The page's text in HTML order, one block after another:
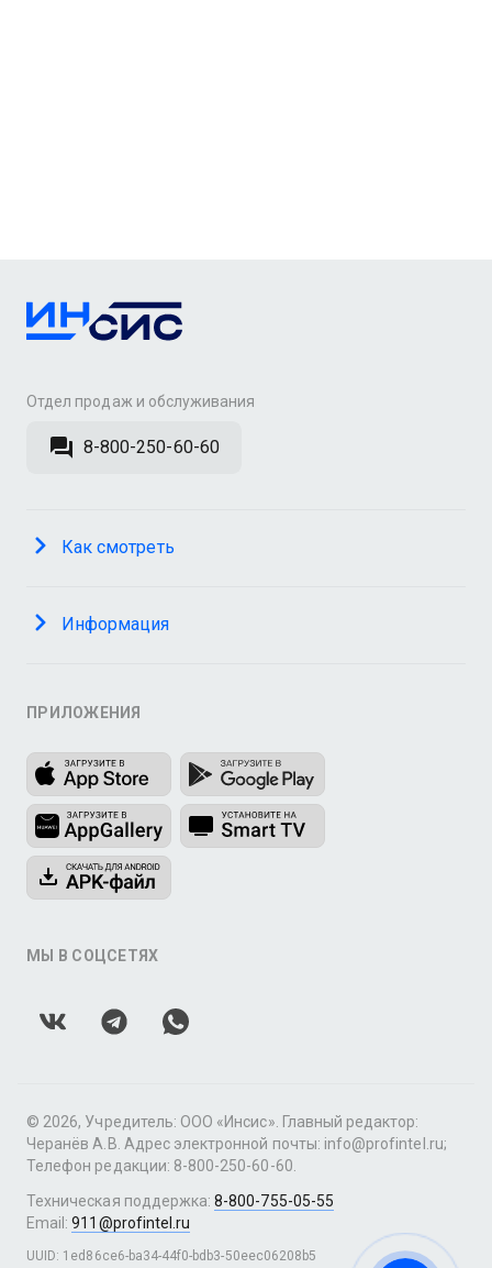
Отдел продаж и обслуживания
8-800-250-60-60
Как смотреть
Информация
ПРИЛОЖЕНИЯ
МЫ В СОЦСЕТЯХ
© 2026, Учредитель: ООО «Инсис». Главный редактор:
Черанёв А.В. Адрес электронной почты: info@profintel.ru;
Телефон редакции: 8-800-250-60-60.
Техническая поддержка:8-800-755-05-55
Email:911@profintel.ru
UUID: 1ed86ce6-ba34-44f0-bdb3-50eec06208b5